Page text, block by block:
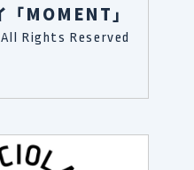
「MOMENT」
Rights Reserved